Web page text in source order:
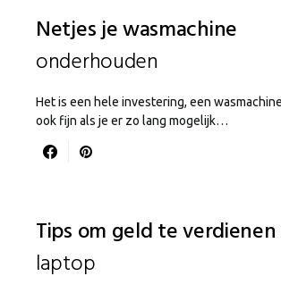
Netjes je wasmachine
onderhouden
Het is een hele investering, een
ook fijn als je er zo lang mogelijk…
Tips om geld te
laptop